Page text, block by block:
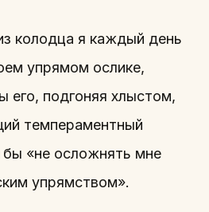
колодца я каждый день
упрямом ослике,
его, подгоняя хлыстом,
темпераментный
бы «не осложнять мне
упрямством».